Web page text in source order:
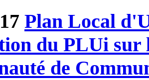
Plan Local
du PLUi sur
de